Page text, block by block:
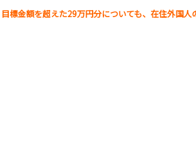
金額を超えた29万円分についても、在住外国人